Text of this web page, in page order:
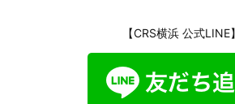
【CRS横浜 公式LINE】